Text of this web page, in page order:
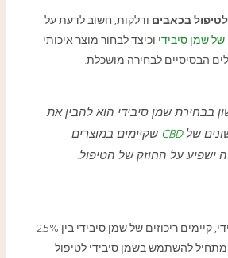
בכאבים ודלקות, חשוב לדעת על
של שמן סיבידי וכיצד לבחור מוצר איכותי
הבסיסיים לבחירה מושכלת.
בבחירת שמן סיבידי הוא להבין את
שלCBDשקיימים במוצרים
ישפיע על החוזק של הטיפול.
אם אתה חדש לשמן סיבידי, קיימים ריכוזים של שמן סיבידי בין 2.5%
מתחיל להשתמש בשמן סיבידי לטיפול